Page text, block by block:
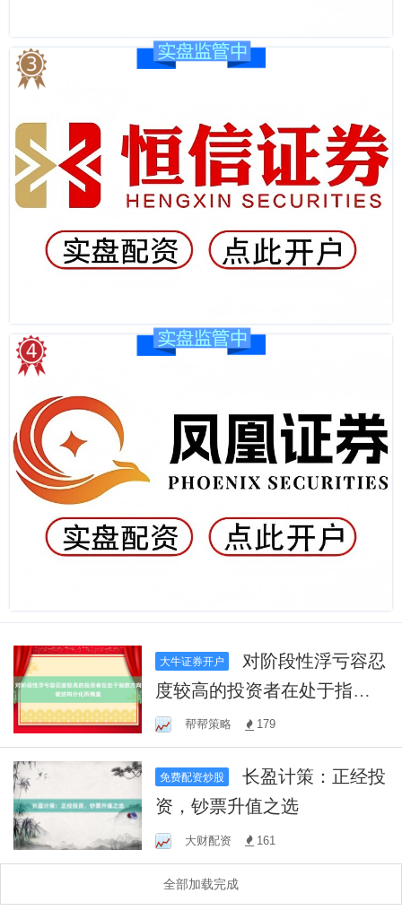
大牛证券开户
对阶段性浮亏容忍
度较高的投资者在处于指数
方向被结构分化所掩盖
帮帮策略 179
免费配资炒股
长盈计策：正经投
资，钞票升值之选
大财配资 161
全部加载完成